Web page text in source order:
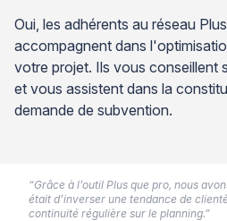
Oui, les adhérents au réseau
accompagnent dans
votre projet. Ils vous conseillent
et vous assistent dans la
demande de subvention.
“Grâce à l’outil Plus que pro, nous
était d’inverser une tendance de
continuité régulière sur le planning.”